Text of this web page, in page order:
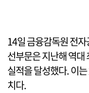
14일 금융감독원 전
선부문은 지난해 역
실적을 달성했다. 이
치다.